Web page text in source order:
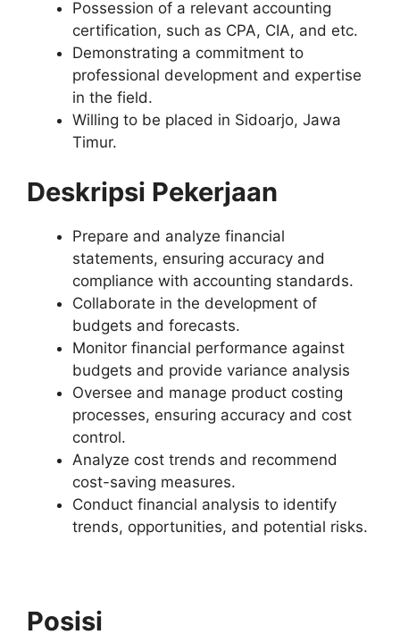
Possession of a relevant accounting
certification, such as CPA, CIA, and etc.
Demonstrating a commitment to
professional development and expertise
in the field.
Willing to be placed in Sidoarjo, Jawa
Timur.
Deskripsi Pekerjaan
Prepare and analyze financial
statements, ensuring accuracy and
compliance with accounting standards.
Collaborate in the development of
budgets and forecasts.
Monitor financial performance against
budgets and provide variance analysis
Oversee and manage product costing
processes, ensuring accuracy and cost
control.
Analyze cost trends and recommend
cost-saving measures.
Conduct financial analysis to identify
trends, opportunities, and potential risks.
Posisi